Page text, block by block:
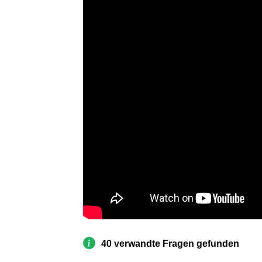
40 verwandte Fragen gefunden